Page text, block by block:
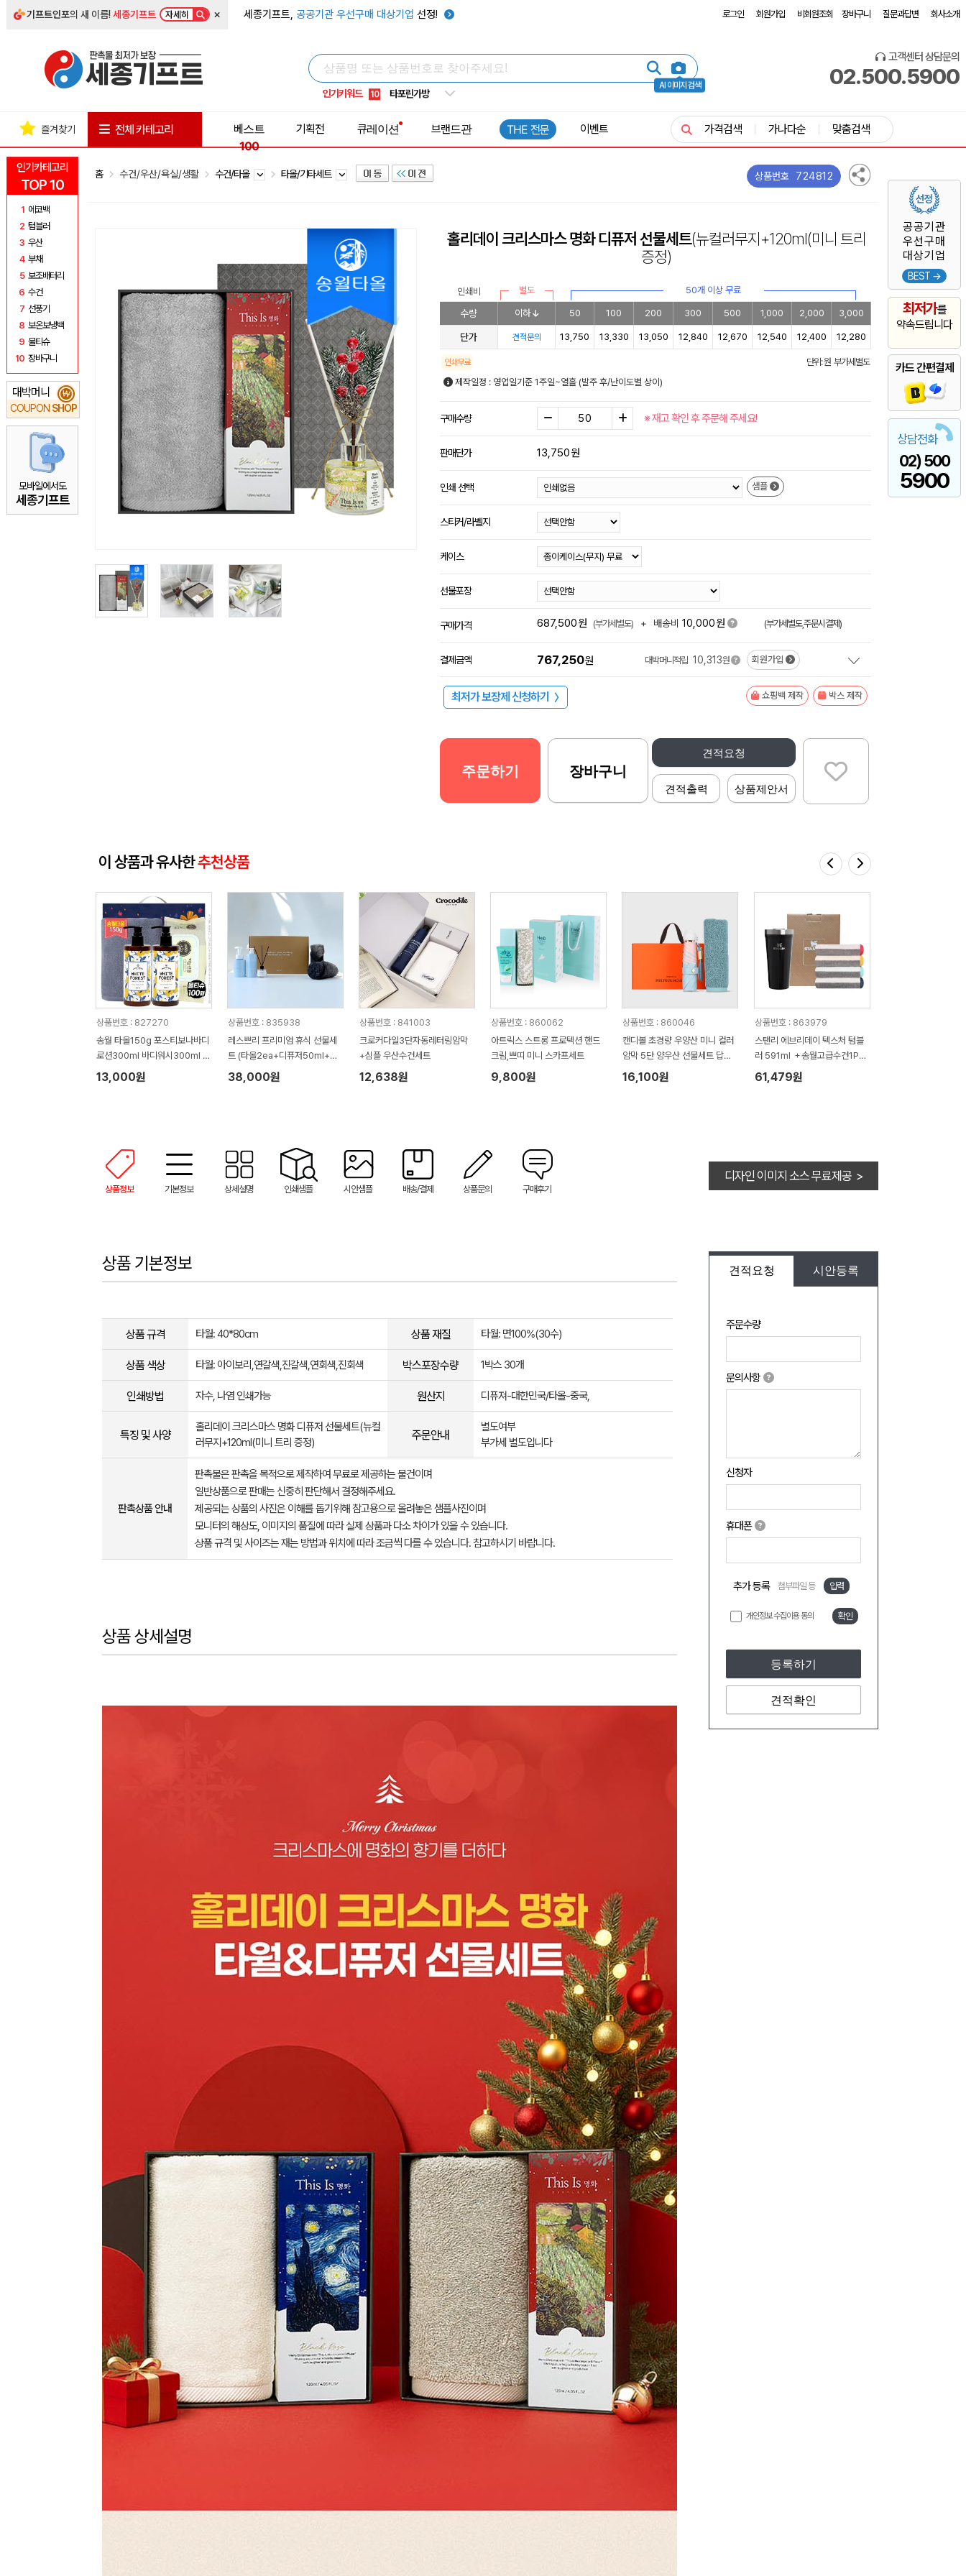
기프트인포의 새 이름!세종기프트 자세히 × 세종기프트, 공공기관 우선구매 대상기업 선정! 로그인 회원가입 비회원조회 장바구니 질문과답변 회사소개
AI 이미지 검색
인기키워드
6 우산
9 넥쿨러
10 타포린가방
고객센터 상담문의
02.500.5900
인기카테고리
TOP 10
1 에코백
2 텀블러
3 우산
4 부채
5 보조배터리
6 수건
7 선풍기
8 보온보냉백
9 물티슈
10 장바구니
대박머니
COUPON SHOP
₩
모바일에서도
세종기프트
공공기관
우선구매
대상기업
BEST →
최저가를
약속드립니다
카드 간편결제
상담전화
02) 500
5900
즐겨찾기 전체 카테고리
베스트
100
기획전 큐레이션 브랜드관 THE 전문 이벤트 가격검색 가나다순 맞춤검색
홈 수건/우산/욕실/생활 수건/타올 타올/기타세트 상품번호 724812
홀리데이 크리스마스 명화 디퓨저 선물세트(뉴컬러무지+120ml(미니 트리
증정)
인쇄비 별도 50개 이상 무료
수량 이하 50 100 200 300 500 1,000 2,000 3,000
단가 견적문의 13,750 13,330 13,050 12,840 12,670 12,540 12,400 12,280
인쇄무료
단위: 원 부가세별도
제작일정 : 영업일기준 1주일~열흘 (발주 후/난이도별 상이)
구매수량 ※ 재고 확인 후 주문해 주세요!
판매단가 13,750원
인쇄 선택 샘플
스티커/라벨지
케이스
선물포장
구매가격 687,500원 (부가세별도) + 배송비 10,000원 (부가세별도,주문시결제)
결제금액 767,250원 대박머니적립 10,313원 회원가입
최저가 보장제 신청하기 〉 쇼핑백 제작 박스 제작
견적요청
견적출력 상품제안서
주문하기 장바구니
이 상품과 유사한추천상품
상품번호 : 827270
송월 타올150g 포스티보나바디
로션300ml 바디워시300ml 물
티슈100매(4종)
13,000원
상품번호 : 835938
레스쁘리 프리미엄 휴식 선물세
트 (타올2ea+디퓨저50ml+클
렌저290ml+로션300ml)
38,000원
상품번호 : 841003
크로커다일3단자동레터링암막
+심플 우산수건세트
12,638원
상품번호 : 860062
아트릭스 스트롱 프로텍션 핸드
크림,쁘띠 미니 스카프세트
9,800원
상품번호 : 860046
캔디볼 초경량 우양산 미니 컬러
암막 5단 양우산 선물세트 답례
품+송월타올세트 항균 무지40
수건세트
16,100원
상품번호 : 863979
스탠리 에브리데이 텍스처 텀블
러 591ml ＋송월고급수건1P세
트
61,479원
상품정보 기본정보 상세설명 인쇄샘플 시안샘플 배송/결제 상품문의 구매후기
디자인 이미지 소스 무료제공 >
견적요청 시안등록
주문수량
문의사항
신청자
휴대폰
추가 등록 첨부파일 등 입력
개인정보 수집이용 동의 확인
등록하기
견적확인
상품 기본정보
상품 규격 타월: 40*80cm 상품 재질 타월: 면100%(30수)
상품 색상 타월: 아이보리,연갈색,진갈색,연회색,진회색 박스포장수량 1박스 30개
인쇄방법 자수, 나염 인쇄가능 원산지 디퓨져-대한민국/타올-중국,
특징 및 사양
홀리데이 크리스마스 명화 디퓨저 선물세트(뉴컬
러무지+120ml(미니 트리 증정)
주문안내
별도여부
부가세 별도입니다
판촉상품 안내
판촉물은 판촉을 목적으로 제작하여 무료로 제공하는 물건이며
일반상품으로 판매는 신중히 판단해서 결정해주세요.
제공되는 상품의 사진은 이해를 돕기위해 참고용으로 올려놓은 샘플사진이며
모니터의 해상도, 이미지의 품질에 따라 실제 상품과 다소 차이가 있을 수 있습니다.
상품 규격 및 사이즈는 재는 방법과 위치에 따라 조금씩 다를 수 있습니다. 참고하시기 바랍니다.
상품 상세설명